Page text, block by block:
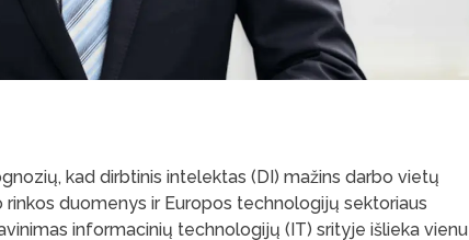
kad dirbtinis intelektas (DI) mažins darbo vietų
rinkos duomenys ir Europos technologijų sektoriaus
informacinių technologijų (IT) srityje išlieka vienu